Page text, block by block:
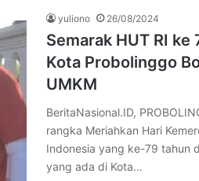
yuliono 26/08/2024
Semarak HUT RI ke
Kota Probolinggo
UMKM
BeritaNasional.ID,
rangka Meriahkan Hari
Indonesia yang ke-79 tahun
yang ada di Kota…